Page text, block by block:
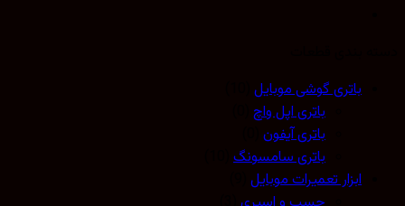
باتری گوشی موبایل(10)
باتری اپل واچ(0)
باتری آیفون(0)
باتری سامسونگ(10)
ابزار تعمیرات موبایل(9)